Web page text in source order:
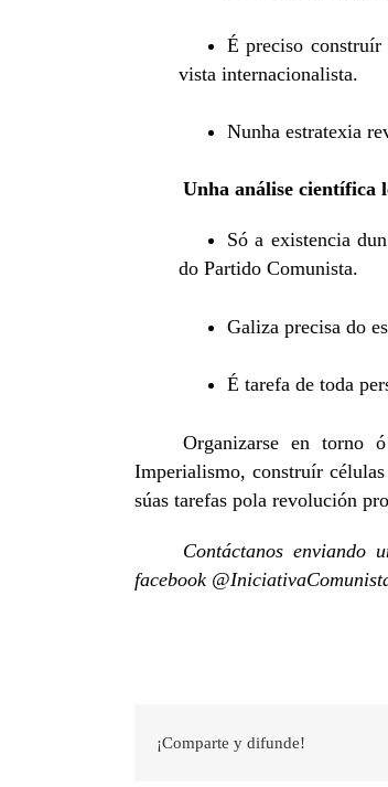
É preciso construír
vista internacionalista.
Nunha estratexia
Unha análise científica
Só a existencia
do Partido Comunista.
Galiza precisa do
É tarefa de toda
Organizarse en torno
Imperialismo, construír
súas tarefas pola revolución
Contáctanos enviando
facebook
¡Comparte y difunde!
Leninismo e cuestión nacional
Construír o Partido, construír a Independencia